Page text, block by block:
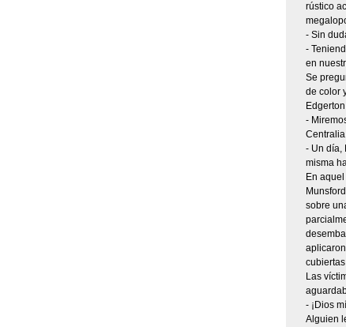
rústico
- Sin
-
en
Se
de color
-
- Un día,
misma
En
sobre
Las
- ¡Dios
Alguien